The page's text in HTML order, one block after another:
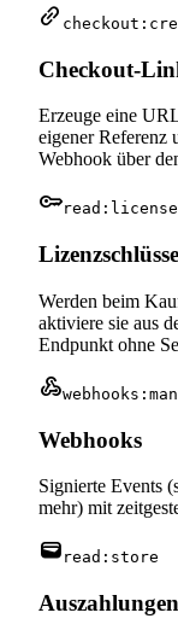
link_2
Checkout-
Erzeuge eine
eigener Referenz
Webhook über
key
Werden beim
aktiviere sie aus
Endpunkt ohne
webhook
Webhooks
Signierte Events
mehr) mit
wallet read:store
Auszahlungen